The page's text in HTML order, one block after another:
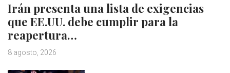
Irán presenta una lista de exigencias
que EE.UU. debe cumplir para la
reapertura…
8 agosto, 2026